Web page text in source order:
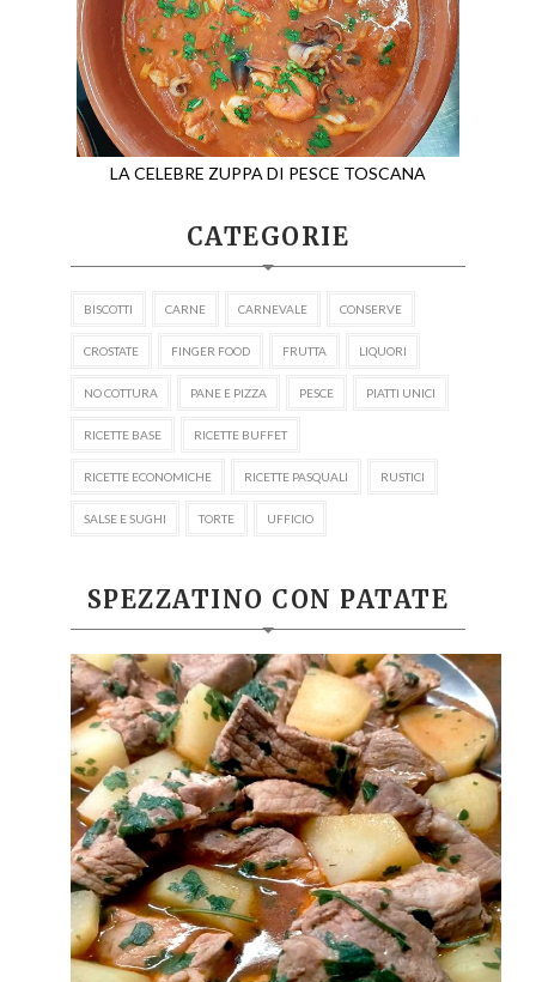
LA CELEBRE ZUPPA DI PESCE TOSCANA
CATEGORIE
BISCOTTI CARNE CARNEVALE CONSERVE
CROSTATE FINGER FOOD FRUTTA LIQUORI
NO COTTURA PANE E PIZZA PESCE PIATTI UNICI
RICETTE BASE RICETTE BUFFET
RICETTE ECONOMICHE RICETTE PASQUALI RUSTICI
SALSE E SUGHI TORTE UFFICIO
SPEZZATINO CON PATATE